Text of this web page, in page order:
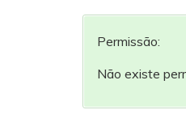
Permissão:
Não existe